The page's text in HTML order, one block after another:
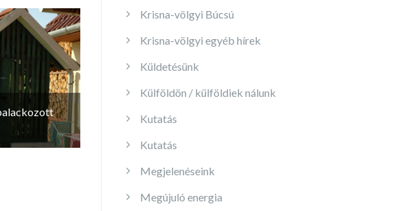
Krisna-völgyi Búcsú
Krisna-völgyi egyéb hírek
Küldetésünk
Külföldön / külföldiek nálunk
Kutatás
Kutatás
Megjelenéseink
Megújuló energia